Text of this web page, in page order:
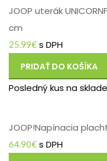
JOOP uterák
cm
25.99€ s DPH
PRIDAŤ DO KOŠÍKA
Posledný kus na sklade
JOOP!Napínacia
64.90€ s DPH